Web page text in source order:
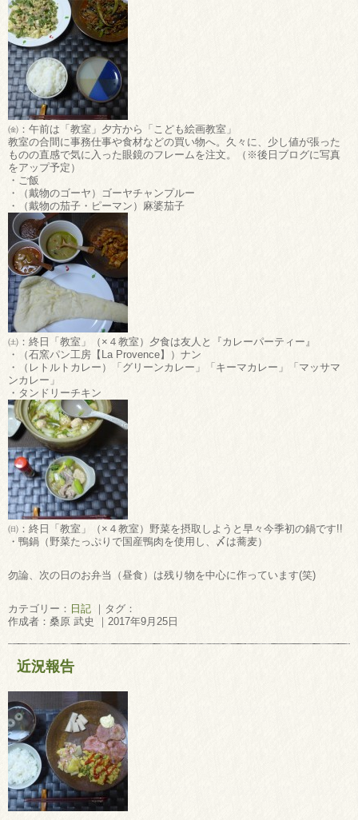
㈮：午前は「教室」夕方から「こども絵画教室」
教室の合間に事務仕事や食材などの買い物へ。久々に、少し値が張った
ものの直感で気に入った眼鏡のフレームを注文。（※後日ブログに写真
をアップ予定）
・ご飯
・（戴物のゴーヤ）ゴーヤチャンプルー
・（戴物の茄子・ピーマン）麻婆茄子
㈯：終日「教室」（×４教室）夕食は友人と『カレーパーティー』
・（石窯パン工房【La Provence】）ナン
・（レトルトカレー）「グリーンカレー」「キーマカレー」「マッサマ
ンカレー」
・タンドリーチキン
㈰：終日「教室」（×４教室）野菜を摂取しようと早々今季初の鍋です!!
・鴨鍋（野菜たっぷりで国産鴨肉を使用し、〆は蕎麦）
勿論、次の日のお弁当（昼食）は残り物を中心に作っています(笑)
カテゴリー： 日記 ｜タグ：
作成者：桑原 武史 ｜2017年9月25日
近況報告